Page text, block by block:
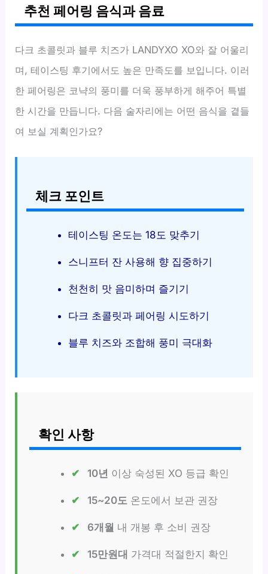
추천 페어링 음식과 음료
다크 초콜릿과 블루 치즈가 LANDYXO XO와 잘 어울리
며, 테이스팅 후기에서도 높은 만족도를 보입니다. 이러
한 페어링은 코냑의 풍미를 더욱 풍부하게 해주어 특별
한 시간을 만듭니다. 다음 술자리에는 어떤 음식을 곁들
여 보실 계획인가요?
체크 포인트
테이스팅 온도는 18도 맞추기
스니프터 잔 사용해 향 집중하기
천천히 맛 음미하며 즐기기
다크 초콜릿과 페어링 시도하기
블루 치즈와 조합해 풍미 극대화
확인 사항
10년 이상 숙성된 XO 등급 확인
15~20도 온도에서 보관 권장
6개월 내 개봉 후 소비 권장
15만원대 가격대 적절한지 확인